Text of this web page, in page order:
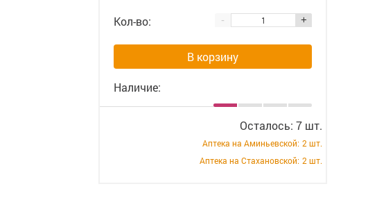
Кол-во: - +
В корзину
Наличие:
Осталось: 7 шт.
Аптека на Аминьевской: 2 шт.
Аптека на Стахановской: 2 шт.